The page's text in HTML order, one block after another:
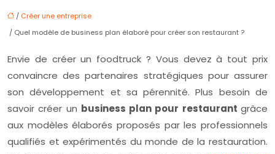
/ Créer une entreprise
/ Quel modèle de business plan élaboré pour créer son restaurant ?
Envie de créer un foodtruck ? Vous devez à tout prix
convaincre des partenaires stratégiques pour assurer
son développement et sa pérennité. Plus besoin de
savoir créer un business plan pour restaurantgrâce
aux modèles élaborés proposés par les professionnels
qualifiés et expérimentés du monde de la restauration.